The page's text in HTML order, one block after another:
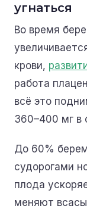
угнаться
Во время
крови,
работа
всё это
360–400 мг в
До 60%
судорогами
плода
меняют